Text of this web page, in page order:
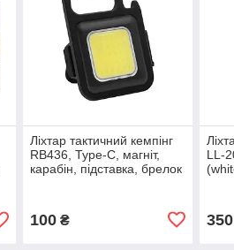
Ліхтар тактичний кемпінг
RB436, Type-C, магніт,
карабін, підставка, брелок
100₴
LL-
350